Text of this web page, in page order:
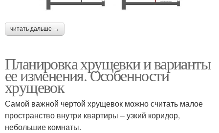
читать дальше →
Планировка хрущевки и варианты
ее изменения. Особенности
хрущевок
Самой важной чертой хрущевок можно считать малое
пространство внутри квартиры – узкий коридор,
небольшие комнаты.